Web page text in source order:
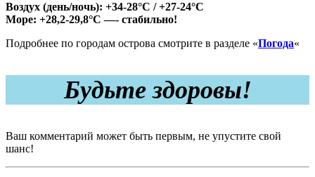
Воздух (день/ночь): +34-28°C / +27-24°C
Море: +28,2-29,8°C —- стабильно!
Подробнее по городам острова смотрите в разделе «Погода«
Будьте здоровы!
Ваш комментарий может быть первым, не упустите свой
шанс!